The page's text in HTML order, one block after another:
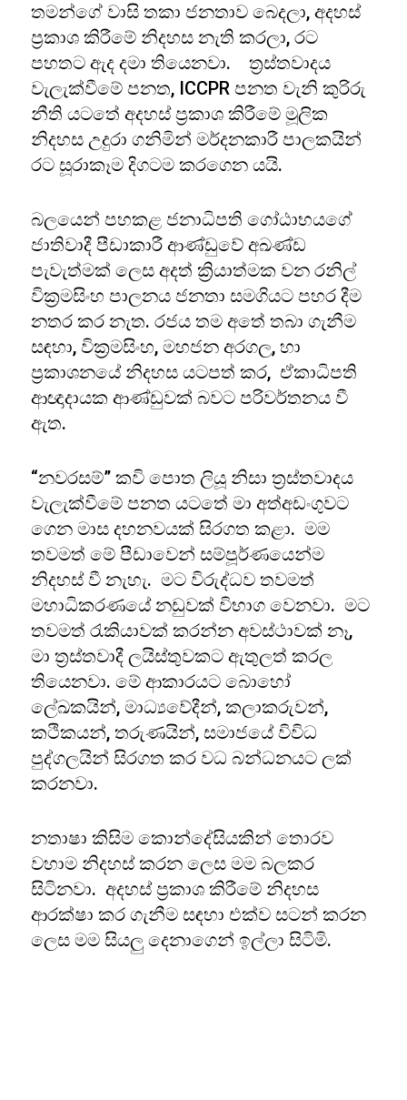
තමන්ගේ වාසි තකා ජනතාව බෙදලා, අදහස්
ප්‍රකාශ කිරීමේ නිදහස නැති කරලා, රට
පහතට ඇද දමා තියෙනවා. ත්‍රස්තවාදය
වැලැක්වීමේ පනත, ICCPR පනත වැනි කුරිරු
නීති යටතේ අදහස් ප්‍රකාශ කිරීමේ මූලික
නිදහස උදුරා ගනිමින් මර්දනකාරී පාලකයින්
රට සූරාකෑම දිගටම කරගෙන යයි.
බලයෙන් පහකළ ජනාධිපති ගෝඨාභයගේ
ජාතිවාදී පීඩාකාරී ආණ්ඩුවේ අඛණ්ඩ
පැවැත්මක් ලෙස අදත් ක්‍රියාත්මක වන රනිල්
වික්‍රමසිංහ පාලනය ජනතා සමගියට පහර දීම
නතර කර නැත. රජය තම අතේ තබා ගැනීම
සඳහා, වික්‍රමසිංහ, මහජන අරගල, හා
ප්‍රකාශනයේ නිදහස යටපත් කර, ඒකාධිපති
ආඥාදායක ආණ්ඩුවක් බවට පරිවර්තනය වී
ඇත.
“නවරසම්” කවි පොත ලියූ නිසා ත්‍රස්තවාදය
වැලැක්වීමේ පනත යටතේ මා අත්අඩංගුවට
ගෙන මාස දහනවයක් සිරගත කළා. මම
තවමත් මේ පීඩාවෙන් සම්පූර්ණයෙන්ම
නිදහස් වී නැහැ. මට විරුද්ධව තවමත්
මහාධිකරණයේ නඩුවක් විභාග වෙනවා. මට
තවමත් රැකියාවක් කරන්න අවස්ථාවක් නෑ,
මා ත්‍රස්තවාදී ලයිස්තුවකට ඇතුලත් කරල
තියෙනවා. මේ ආකාරයට බොහෝ
ලේඛකයින්, මාධ්‍යවේදීන්, කලාකරුවන්,
කථිකයන්, තරුණයින්, සමාජයේ විවිධ
පුද්ගලයින් සිරගත කර වධ බන්ධනයට ලක්
කරනවා.
නතාෂා කිසිම කොන්දේසියකින් තොරව
වහාම නිදහස් කරන ලෙස මම බලකර
සිටිනවා. අදහස් ප්‍රකාශ කිරීමේ නිදහස
ආරක්ෂා කර ගැනීම සඳහා එක්ව සටන් කරන
ලෙස මම සියලු දෙනාගෙන් ඉල්ලා සිටිමි.